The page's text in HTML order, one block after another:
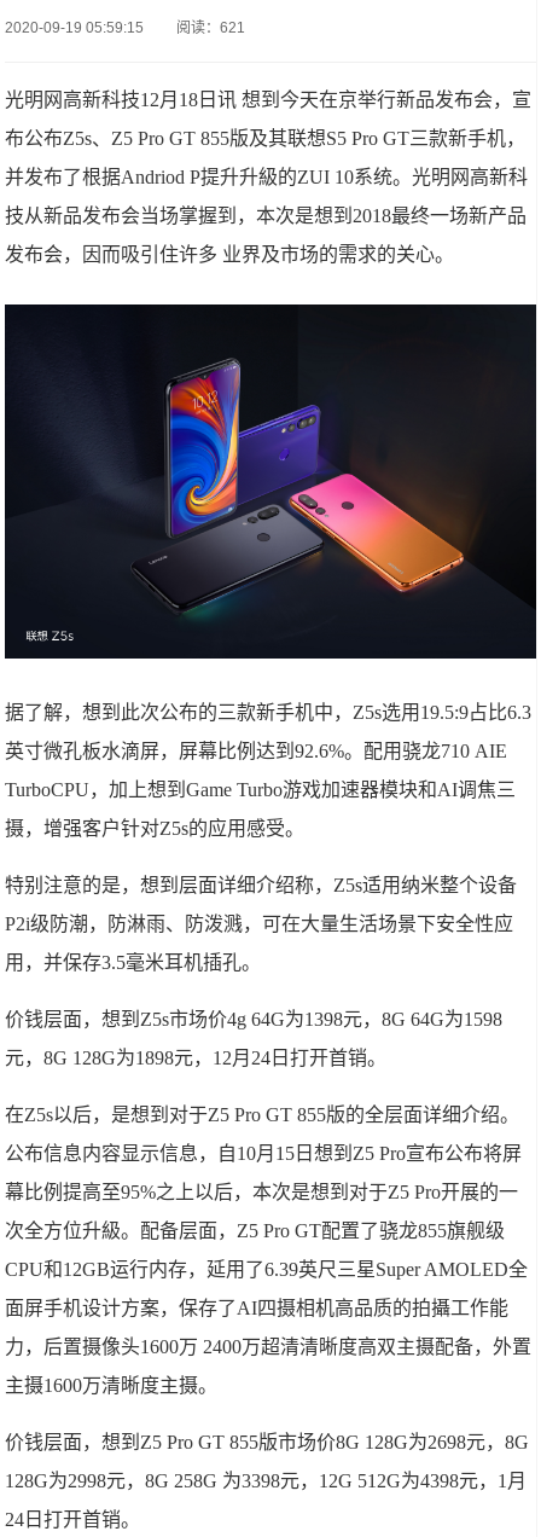
2020-09-19 05:59:15 阅读：621
光明网高新科技12月18日讯 想到今天在京举行新品发布会，宣
布公布Z5s、Z5 Pro GT 855版及其联想S5 Pro GT三款新手机，
并发布了根据Andriod P提升升級的ZUI 10系统。光明网高新科
技从新品发布会当场掌握到，本次是想到2018最终一场新产品
发布会，因而吸引住许多 业界及市场的需求的关心。
据了解，想到此次公布的三款新手机中，Z5s选用19.5:9占比6.3
英寸微孔板水滴屏，屏幕比例达到92.6%。配用骁龙710 AIE
TurboCPU，加上想到Game Turbo游戏加速器模块和AI调焦三
摄，增强客户针对Z5s的应用感受。
特别注意的是，想到层面详细介绍称，Z5s适用纳米整个设备
P2i级防潮，防淋雨、防泼溅，可在大量生活场景下安全性应
用，并保存3.5毫米耳机插孔。
价钱层面，想到Z5s市场价4g 64G为1398元，8G 64G为1598
元，8G 128G为1898元，12月24日打开首销。
在Z5s以后，是想到对于Z5 Pro GT 855版的全层面详细介绍。
公布信息内容显示信息，自10月15日想到Z5 Pro宣布公布将屏
幕比例提高至95%之上以后，本次是想到对于Z5 Pro开展的一
次全方位升級。配备层面，Z5 Pro GT配置了骁龙855旗舰级
CPU和12GB运行内存，延用了6.39英尺三星Super AMOLED全
面屏手机设计方案，保存了AI四摄相机高品质的拍攝工作能
力，后置摄像头1600万 2400万超清清晰度高双主摄配备，外置
主摄1600万清晰度主摄。
价钱层面，想到Z5 Pro GT 855版市场价8G 128G为2698元，8G
128G为2998元，8G 258G 为3398元，12G 512G为4398元，1月
24日打开首销。